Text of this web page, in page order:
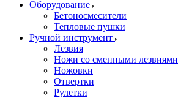
Оборудование
Бетоносмесители
Тепловые пушки
Ручной инструмент
Лезвия
Ножи со сменными лезвиями
Ножовки
Отвертки
Рулетки